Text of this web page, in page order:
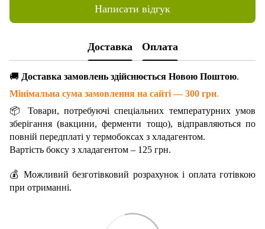
Написати відгук
Доставка Оплата
🚚 Доставка замовлень здійснюється Новою Поштою.
Мінімальна сума замовлення на сайті — 300 грн.
📦 Товари, потребуючі спеціальних температурних умов
зберігання (вакцини, ферменти тощо), відправляються по
повній передплаті у термобоксах з хладагентом.
Вартість боксу з хладагентом – 125 грн.
💰 Можливий безготівковий розрахунок і оплата готівкою
при отриманні.